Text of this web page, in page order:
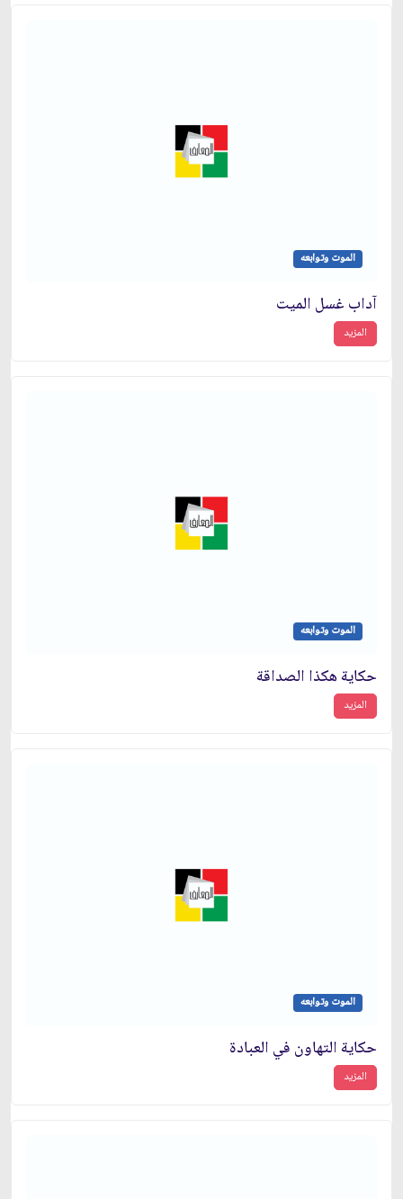
الموت وتوابعه
آداب غسل الميت
المزيد
الموت وتوابعه
حكاية هكذا الصداقة
المزيد
الموت وتوابعه
حكاية التهاون في العبادة
المزيد